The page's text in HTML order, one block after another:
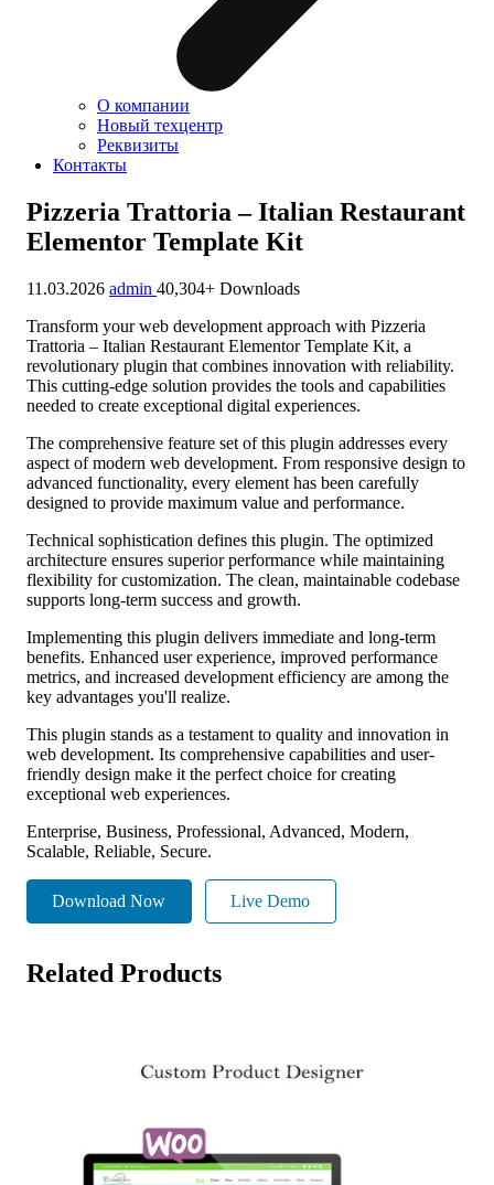
О компании
Новый техцентр
Реквизиты
Контакты
Pizzeria Trattoria – Italian Restaurant
Elementor Template Kit
11.03.2026 admin 40,304+ Downloads
Transform your web development approach with Pizzeria
Trattoria – Italian Restaurant Elementor Template Kit, a
revolutionary plugin that combines innovation with reliability.
This cutting-edge solution provides the tools and capabilities
needed to create exceptional digital experiences.
The comprehensive feature set of this plugin addresses every
aspect of modern web development. From responsive design to
advanced functionality, every element has been carefully
designed to provide maximum value and performance.
Technical sophistication defines this plugin. The optimized
architecture ensures superior performance while maintaining
flexibility for customization. The clean, maintainable codebase
supports long-term success and growth.
Implementing this plugin delivers immediate and long-term
benefits. Enhanced user experience, improved performance
metrics, and increased development efficiency are among the
key advantages you'll realize.
This plugin stands as a testament to quality and innovation in
web development. Its comprehensive capabilities and user-
friendly design make it the perfect choice for creating
exceptional web experiences.
Enterprise, Business, Professional, Advanced, Modern,
Scalable, Reliable, Secure.
Download Now Live Demo
Related Products